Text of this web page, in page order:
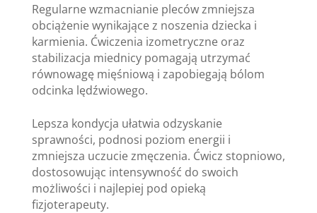
Regularne wzmacnianie pleców zmniejsza
obciążenie wynikające z noszenia dziecka i
karmienia. Ćwiczenia izometryczne oraz
stabilizacja miednicy pomagają utrzymać
równowagę mięśniową i zapobiegają bólom
odcinka lędźwiowego.
Lepsza kondycja ułatwia odzyskanie
sprawności, podnosi poziom energii i
zmniejsza uczucie zmęczenia. Ćwicz stopniowo,
dostosowując intensywność do swoich
możliwości i najlepiej pod opieką
fizjoterapeuty.